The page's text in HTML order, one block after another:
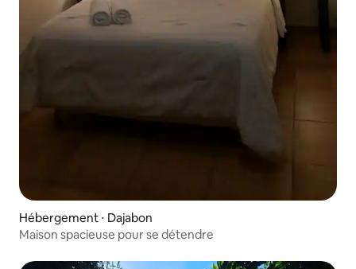
Hébergement ⋅ Dajabon
Maison spacieuse pour se détendre